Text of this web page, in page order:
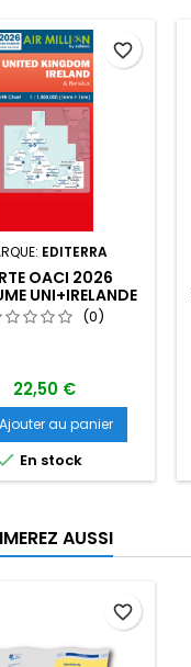
EDITERRA
OACI 2026
UNI+IRELANDE
AU 1/1 000
000
(0)
22,50 €
Ajouter au panier
En stock
favorite_border
AUSSI
favorite_border